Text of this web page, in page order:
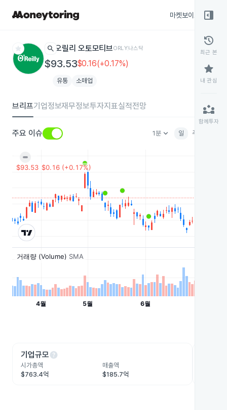
마켓보이스
star search 오릴리 오토모티브ORLY나스닥
$93.53$0.16(+0.17%)
유통 소매업
브리프기업정보재무정보투자지표실적전망
주요 이슈 1분keyboard_arrow_down 일 주
기업규모help
시가총액
$763.4억
매출액
$185.7억
right_panel_open
history
최근 본
star
내 관심
partner_exchange
함께투자